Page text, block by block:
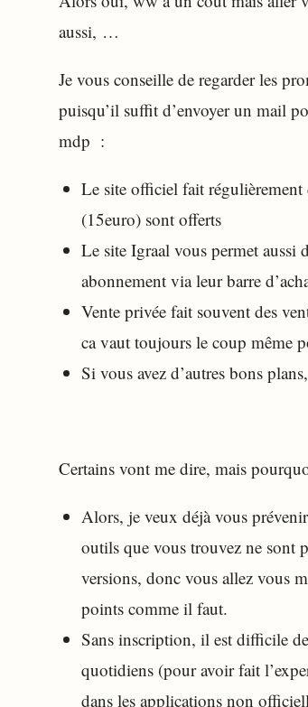
aussi, …
Je vous conseille de regarder les
puisqu’il suffit d’envoyer un mail
mdp :
Le site officiel fait régulièrement
(15euro) sont offerts
Le site Igraal vous permet aussi
abonnement via leur barre
Vente privée fait souvent des
ca vaut toujours le coup même
Si vous avez d’autres bons
Certains vont me dire, mais
Alors, je veux déjà vous
outils que vous trouvez ne sont
versions, donc vous allez vous
points comme il faut.
Sans inscription, il est difficile
quotidiens (pour avoir fait
dans les applications non